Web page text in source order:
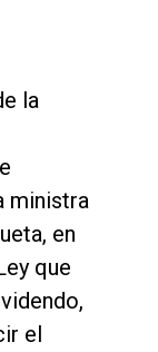
la
ministra
en
que
el